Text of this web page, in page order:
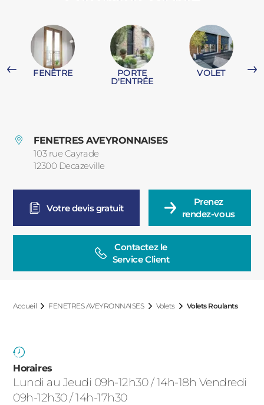
FENÊTRE PORTE
D'ENTRÉE
VOLET
FENETRES AVEYRONNAISES
103 rue Cayrade
12300 Decazeville
Votre devis gratuit
Prenez
rendez-vous
Contactez le
Service Client
Accueil FENETRES AVEYRONNAISES Volets Volets Roulants
Horaires
Lundi au Jeudi 09h-12h30 / 14h-18h Vendredi
09h-12h30 / 14h-17h30
PVC
ACIER
CARPORTS
CLÔTURES